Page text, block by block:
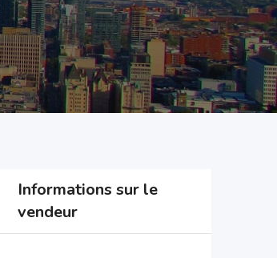
Informations sur le
vendeur